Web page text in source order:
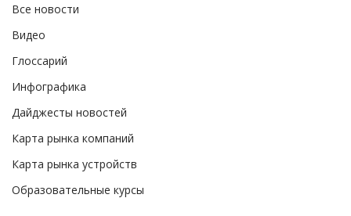
Все новости
Видео
Глоссарий
Инфографика
Дайджесты новостей
Карта рынка компаний
Карта рынка устройств
Образовательные курсы